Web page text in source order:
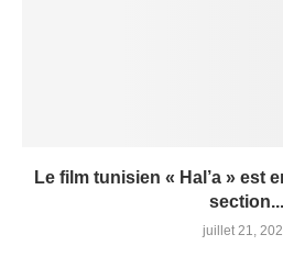
Le film tunisien « Hal’a » est
section...
juillet 21,